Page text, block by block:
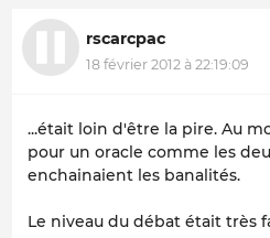
rscarcpac
18 février 2012 à 22:19:09
...était loin d'être la pire. Au
pour un oracle comme les
enchainaient les banalités.
Le niveau du débat était très